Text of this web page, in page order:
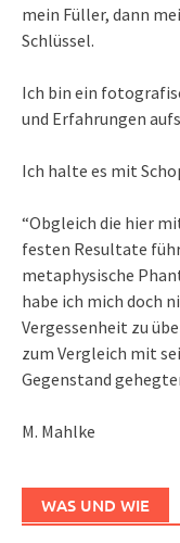
mein Füller, dann
Schlüssel.
Ich bin ein
und Erfahrungen
Ich halte es mit
“Obgleich die hier
festen Resultate
metaphysische
habe ich mich doch
Vergessenheit zu
zum Vergleich mit
Gegenstand
M. Mahlke
WAS UND WIE